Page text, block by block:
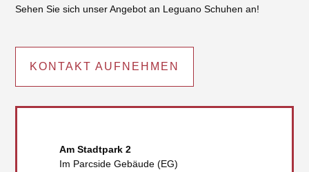
Sehen Sie sich unser Angebot an Leguano Schuhen an!
KONTAKT AUFNEHMEN
Am Stadtpark 2
Im Parcside Gebäude (EG)